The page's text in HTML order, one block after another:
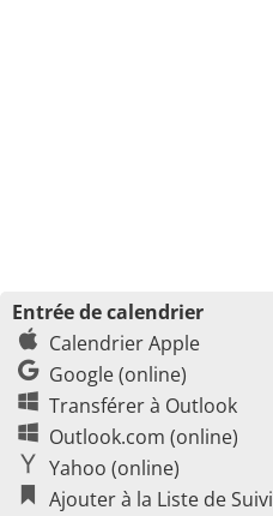
Entrée de calendrier
Calendrier Apple
Google (online)
Transférer à Outlook
Outlook.com (online)
Yahoo (online)
Ajouter à la Liste de Suivi